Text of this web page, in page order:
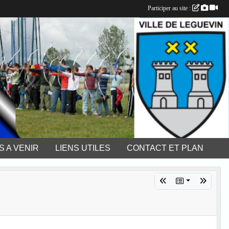
A VENIR LIENS UTILES CONTACT ET PLAN
Participer au site :